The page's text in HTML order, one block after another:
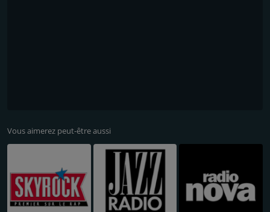
Vous aimerez peut-être aussi